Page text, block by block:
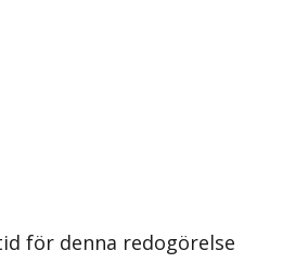
för denna redogörelse